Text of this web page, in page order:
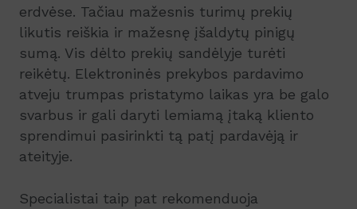
erdvėse. Tačiau mažesnis turimų prekių
likutis reiškia ir mažesnę įšaldytų pinigų
sumą. Vis dėlto prekių sandėlyje turėti
reikėtų. Elektroninės prekybos pardavimo
atveju trumpas pristatymo laikas yra be galo
svarbus ir gali daryti lemiamą įtaką kliento
sprendimui pasirinkti tą patį pardavėją ir
ateityje.
Specialistai taip pat rekomenduoja